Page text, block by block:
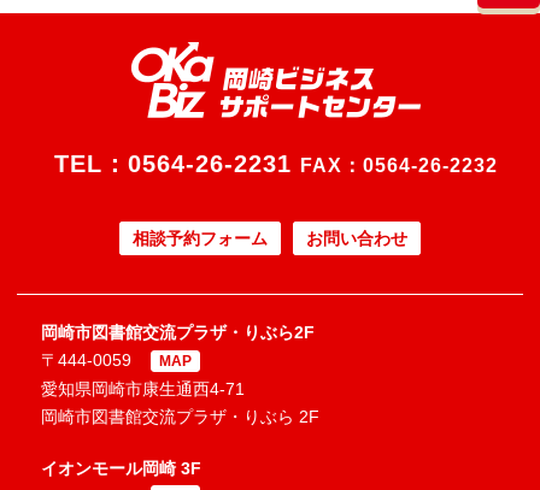
TEL： 0564-26-2231 FAX：0564-26-2232
相談予約フォーム お問い合わせ
岡崎市図書館交流プラザ・りぶら2F
〒444-0059
MAP
愛知県岡崎市康生通西4-71
岡崎市図書館交流プラザ・りぶら 2F
イオンモール岡崎 3F